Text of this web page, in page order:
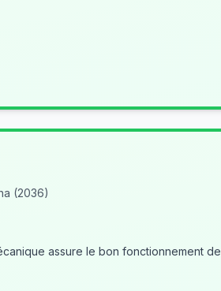
(2036)
assure le bon fonctionnement